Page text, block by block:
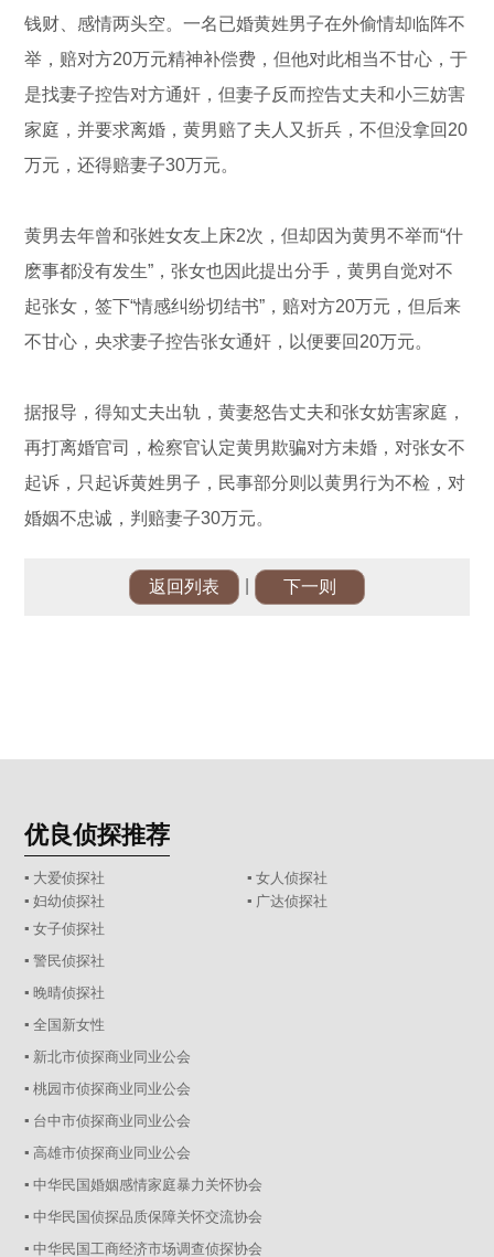
钱财、感情两头空。一名已婚黄姓男子在外偷情却临阵不
举，赔对方20万元精神补偿费，但他对此相当不甘心，于
是找妻子控告对方通奸，但妻子反而控告丈夫和小三妨害
家庭，并要求离婚，黄男赔了夫人又折兵，不但没拿回20
万元，还得赔妻子30万元。
黄男去年曾和张姓女友上床2次，但却因为黄男不举而“什
麽事都没有发生”，张女也因此提出分手，黄男自觉对不
起张女，签下“情感纠纷切结书”，赔对方20万元，但后来
不甘心，央求妻子控告张女通奸，以便要回20万元。
据报导，得知丈夫出轨，黄妻怒告丈夫和张女妨害家庭，
再打离婚官司，检察官认定黄男欺骗对方未婚，对张女不
起诉，只起诉黄姓男子，民事部分则以黄男行为不检，对
婚姻不忠诚，判赔妻子30万元。
返回列表 下一则
优良侦探推荐
▪ 大爱侦探社
▪ 女人侦探社
▪ 妇幼侦探社
▪ 广达侦探社
▪ 女子侦探社
▪ 警民侦探社
▪ 晚晴侦探社
▪ 全国新女性
▪ 新北市侦探商业同业公会
▪ 桃园市侦探商业同业公会
▪ 台中市侦探商业同业公会
▪ 高雄市侦探商业同业公会
▪ 中华民国婚姻感情家庭暴力关怀协会
▪ 中华民国侦探品质保障关怀交流协会
▪ 中华民国工商经济市场调查侦探协会